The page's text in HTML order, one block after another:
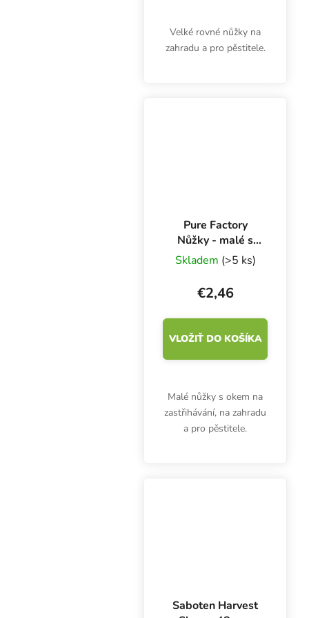
Velké rovné nůžky na
zahradu a pro pěstitele.
Pure Factory
Nůžky - malé s
okem
Skladem (>5 ks)
€2,46
VLOŽIŤ DO KOŠÍKA
Malé nůžky s okem na
zastřihávání, na zahradu
a pro pěstitele.
Saboten Harvest